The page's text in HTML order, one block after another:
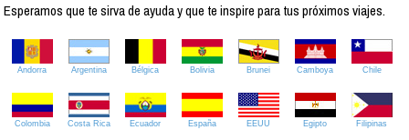
Esperamos que te sirva de ayuda y que te inspire para tus próximos viajes.
Andorra Argentina Bélgica Bolivia Brunei Camboya Chile
Colombia Costa Rica Ecuador España EEUU Egipto Filipinas